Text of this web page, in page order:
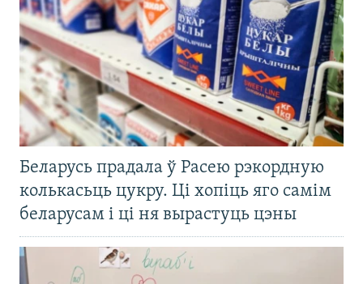
Беларусь прадала ў Расею рэкордную
колькасьць цукру. Ці хопіць яго самім
беларусам і ці ня вырастуць цэны